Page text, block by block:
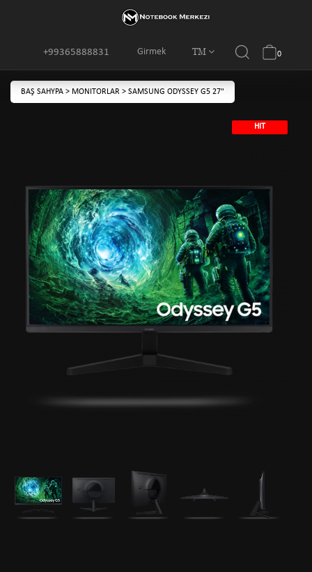
Girmek TM
+99365888831 0
BAŞ SAHYPA > MONITORLAR > SAMSUNG ODYSSEY G5 27"
HIT